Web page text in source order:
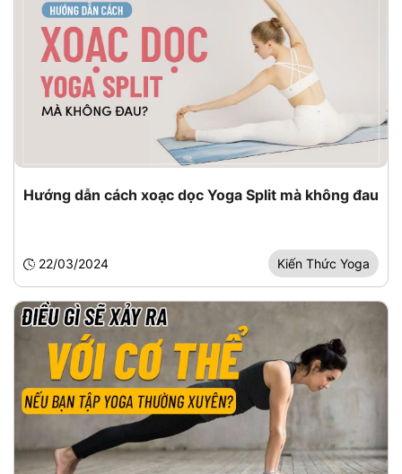
Hướng dẫn cách xoạc dọc Yoga Split mà không đau
22/03/2024 Kiến Thức Yoga